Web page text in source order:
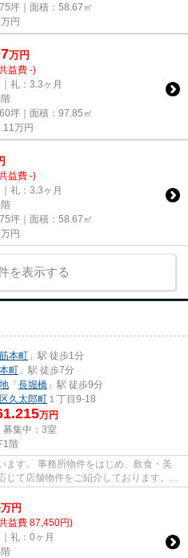
坪｜面積：58.67㎡
万円
万円
益費 -)
礼：3.3ヶ月
坪｜面積：97.85㎡
万円
益費 -)
礼：3.3ヶ月
坪｜面積：58.67㎡
万円
を表示する
本町 」駅 徒歩1分
本町 」駅 徒歩7分
「長堀橋 」駅 徒歩9分
久太郎町 １丁目9-18
万円
集中： 3室
1階
ます。 事務所物件をはじめ、飲食・美
て店舗物件をご紹介しております。
万円
益費 87,450円)
礼：0ヶ月